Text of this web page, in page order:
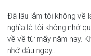
Đã lâu lắm tôi không về
nghĩa là tôi không nhớ
về về từ mấy năm nay.
nhớ đâu ngay..